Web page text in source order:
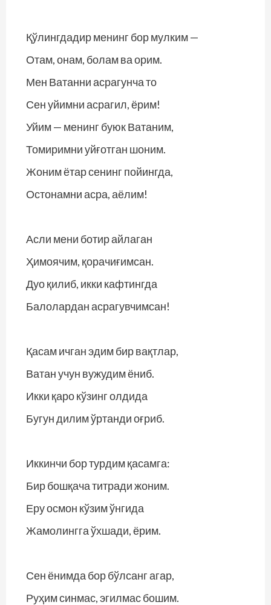
Қўлингдадир менинг бор мулким —
Отам, онам, болам ва орим.
Мен Ватанни асрагунча то
Сен уйимни асрагил, ёрим!
Уйим — менинг буюк Ватаним,
Томиримни уйғотган шоним.
Жоним ётар сенинг пойингда,
Остонамни асра, аёлим!
Асли мени ботир айлаган
Ҳимоячим, қорачиғимсан.
Дуо қилиб, икки кафтингда
Балолардан асрагувчимсан!
Қасам ичган эдим бир вақтлар,
Ватан учун вужудим ёниб.
Икки қаро кўзинг олдида
Бугун дилим ўртанди оғриб.
Иккинчи бор турдим қасамга:
Бир бошқача титради жоним.
Еру осмон кўзим ўнгида
Жамолингга ўхшади, ёрим.
Сен ёнимда бор бўлсанг агар,
Руҳим синмас, эгилмас бошим.